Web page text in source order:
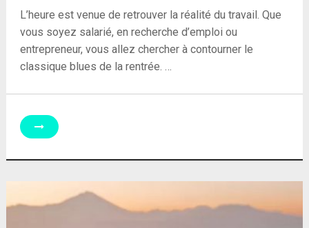
L’heure est venue de retrouver la réalité du travail. Que
vous soyez salarié, en recherche d’emploi ou
entrepreneur, vous allez chercher à contourner le
classique blues de la rentrée. …